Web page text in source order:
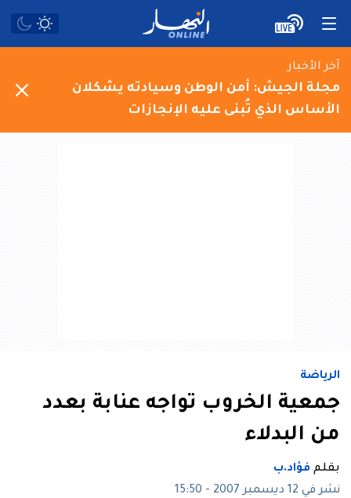
آخر الأخبار
مجلة الجيش: أمن الوطن وسيادته يشكلان
الأساس الذي تُبنى عليه الإنجازات
الرياضة
جمعية الخروب تواجه عنابة بعدد
من البدلاء
بقلم فؤاد.ب
نشر في 12 ديسمبر 2007 - 15:50